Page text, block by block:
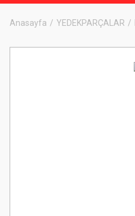
Anasayfa YEDEKPARÇALAR